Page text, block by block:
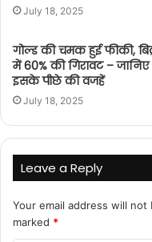
July 18, 2025
गोल्ड की चमक हुई फीकी,
में 60% की गिरावट – जानिए
इसके पीछे की वजहें
July 18, 2025
Leave a Reply
Your email address will not
marked *